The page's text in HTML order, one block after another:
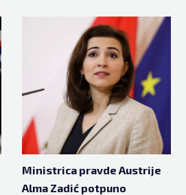
Ministrica pravde Austrije
Alma Zadić potpuno